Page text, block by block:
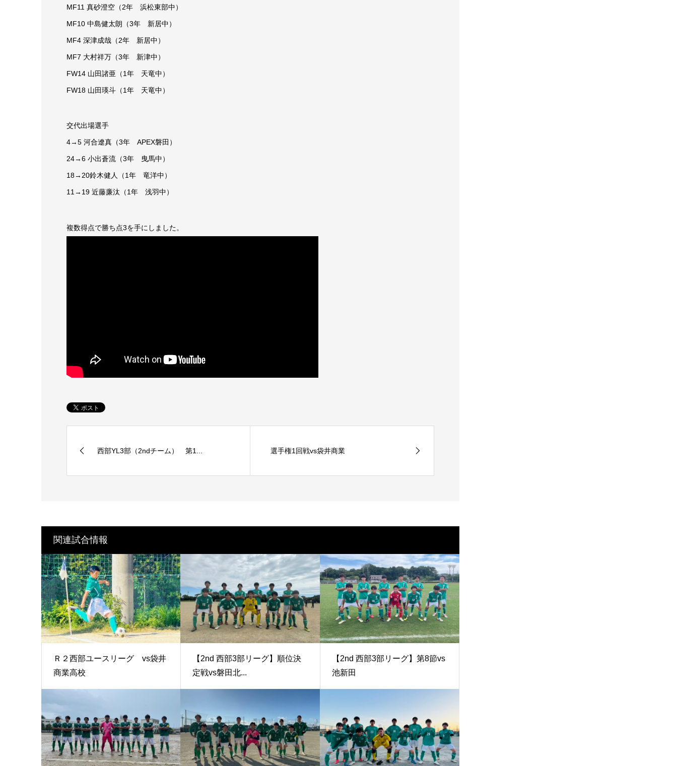
MF11 真砂澄空（2年 浜松東部中）
MF10 中島健太朗（3年 新居中）
MF4 深津成哉（2年 新居中）
MF7 大村祥万（3年 新津中）
FW14 山田諸亜（1年 天竜中）
FW18 山田瑛斗（1年 天竜中）
交代出場選手
4→5 河合遼真（3年 APEX磐田）
24→6 小出蒼流（3年 曳馬中）
18→20鈴木健人（1年 竜洋中）
11→19 近藤廉汰（1年 浅羽中）
複数得点で勝ち点3を手にしました。
西部YL3部（2ndチーム） 第1... 選手権1回戦vs袋井商業
関連試合情報
Ｒ２西部ユースリーグ vs袋井
商業高校
【2nd 西部3部リーグ】順位決
定戦vs磐田北...
【2nd 西部3部リーグ】第8節vs
池新田